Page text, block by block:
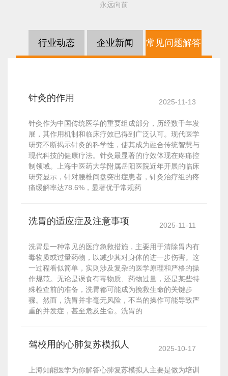
永远向前
行业动态 企业新闻 常见问题解答
针灸的作用 2025-11-13
针灸作为中国传统医学的重要组成部分，历经数千年发
展，其作用机制和临床疗效已得到广泛认可。现代医学
研究不断揭示针灸的科学性，使其成为融合传统智慧与
现代科技的健康疗法。针灸最显著的疗效体现在疼痛控
制领域。上海中医药大学附属岳阳医院近年开展的临床
研究显示，针对腰椎间盘突出症患者，针灸治疗组的疼
痛缓解率达78.6%，显著优于常规药
洗胃的适应症及注意事项 2025-11-11
洗胃是一种常见的医疗急救措施，主要用于清除胃内有
毒物质或过量药物，以减少其对身体的进一步伤害。这
一过程看似简单，实则涉及复杂的医学原理和严格的操
作规范。无论是误食有毒物质、药物过量，还是某些特
殊检查前的准备，洗胃都可能成为挽救生命的关键步
骤。然而，洗胃并非毫无风险，不当的操作可能导致严
重的并发症，甚至危及生命。洗胃的
驾校用的心肺复苏模拟人 2025-10-17
上海知能医学为你解答心肺复苏模拟人主要是做为培训